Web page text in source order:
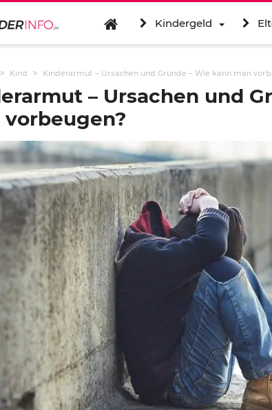
Kindergeld
Kind Kinderarmut – Ursachen und Gründe – Wie kann man
– Ursachen und
vorbeugen?